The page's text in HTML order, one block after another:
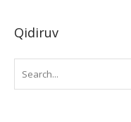
Qidiruv